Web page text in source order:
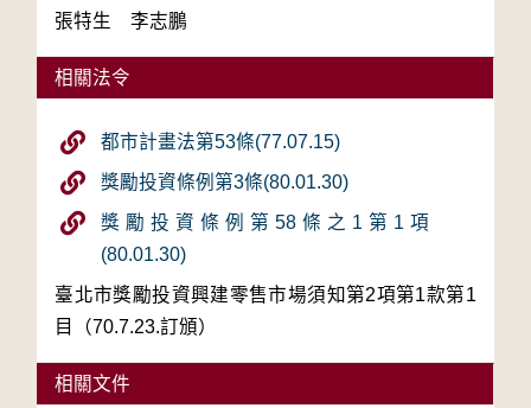
相關法令
都市計畫法第53條(77.07.15)
獎勵投資條例第3條(80.01.30)
獎勵投資條例第58條之1第1項
(80.01.30)
臺北市獎勵投資興建零售市場須知第2項第1款第1
目（70.7.23.訂頒）
相關文件